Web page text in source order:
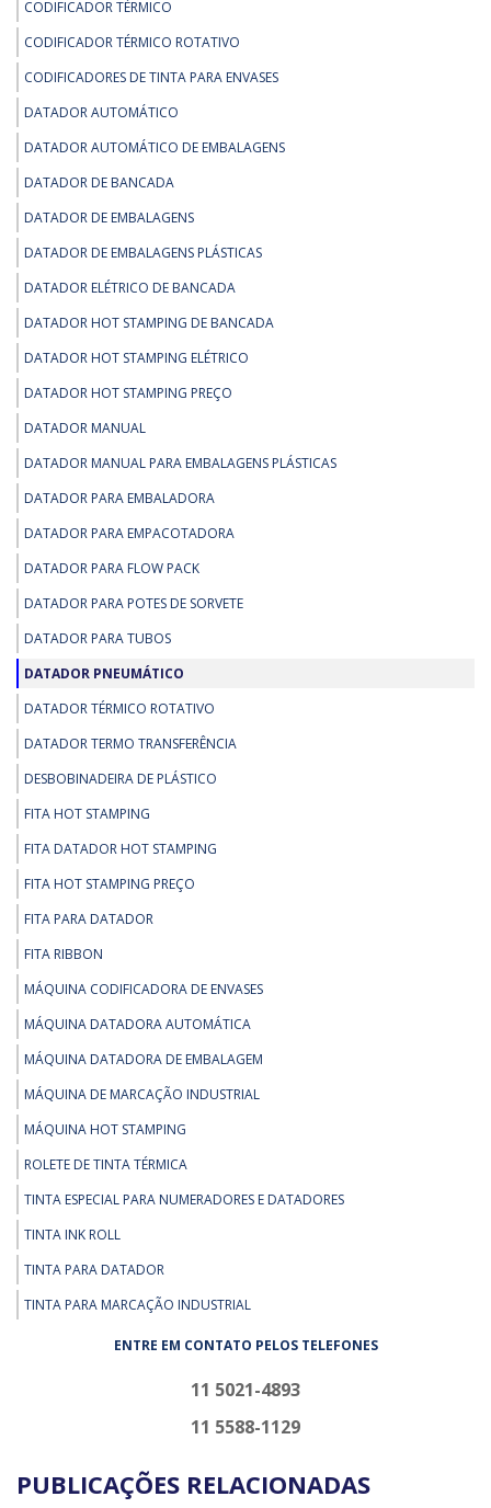
CODIFICADOR TÉRMICO
CODIFICADOR TÉRMICO ROTATIVO
CODIFICADORES DE TINTA PARA ENVASES
DATADOR AUTOMÁTICO
DATADOR AUTOMÁTICO DE EMBALAGENS
DATADOR DE BANCADA
DATADOR DE EMBALAGENS
DATADOR DE EMBALAGENS PLÁSTICAS
DATADOR ELÉTRICO DE BANCADA
DATADOR HOT STAMPING DE BANCADA
DATADOR HOT STAMPING ELÉTRICO
DATADOR HOT STAMPING PREÇO
DATADOR MANUAL
DATADOR MANUAL PARA EMBALAGENS PLÁSTICAS
DATADOR PARA EMBALADORA
DATADOR PARA EMPACOTADORA
DATADOR PARA FLOW PACK
DATADOR PARA POTES DE SORVETE
DATADOR PARA TUBOS
DATADOR PNEUMÁTICO
DATADOR TÉRMICO ROTATIVO
DATADOR TERMO TRANSFERÊNCIA
DESBOBINADEIRA DE PLÁSTICO
FITA HOT STAMPING
FITA DATADOR HOT STAMPING
FITA HOT STAMPING PREÇO
FITA PARA DATADOR
FITA RIBBON
MÁQUINA CODIFICADORA DE ENVASES
MÁQUINA DATADORA AUTOMÁTICA
MÁQUINA DATADORA DE EMBALAGEM
MÁQUINA DE MARCAÇÃO INDUSTRIAL
MÁQUINA HOT STAMPING
ROLETE DE TINTA TÉRMICA
TINTA ESPECIAL PARA NUMERADORES E DATADORES
TINTA INK ROLL
TINTA PARA DATADOR
TINTA PARA MARCAÇÃO INDUSTRIAL
ENTRE EM CONTATO PELOS TELEFONES
11 5021-4893
11 5588-1129
PUBLICAÇÕES RELACIONADAS